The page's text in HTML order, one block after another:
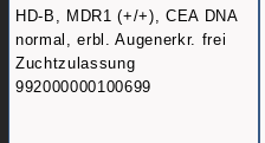
HD-B, MDR1 (+/+), CEA DNA
normal, erbl. Augenerkr. frei
Zuchtzulassung
992000000100699